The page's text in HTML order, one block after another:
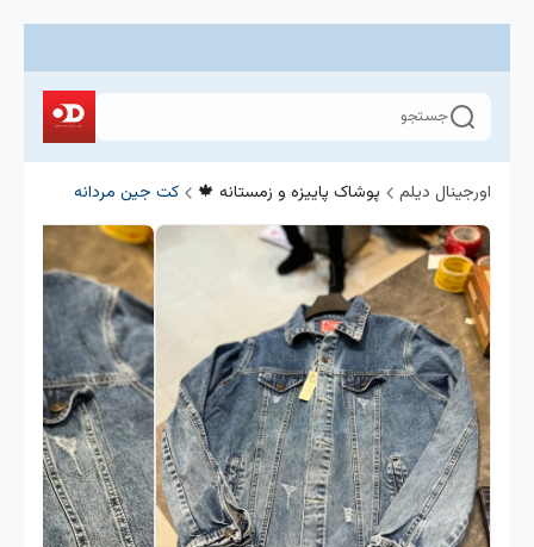
جستجو
اورجینال دیلم پوشاک پاییزه و زمستانه 🍁 کت جین مردانه